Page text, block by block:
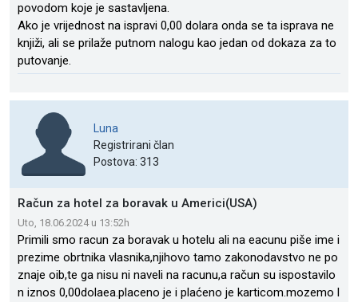
povodom koje je sastavljena.
Ako je vrijednost na ispravi 0,00 dolara onda se ta isprava ne
knjiži, ali se prilaže putnom nalogu kao jedan od dokaza za to
putovanje.
Luna
Registrirani član
Postova: 313
Račun za hotel za boravak u Americi(USA)
Uto, 18.06.2024 u 13:52h
Primili smo racun za boravak u hotelu ali na eacunu piše ime i
prezime obrtnika vlasnika,njihovo tamo zakonodavstvo ne po
znaje oib,te ga nisu ni naveli na racunu,a račun su ispostavilo
n iznos 0,00dolaea.placeno je i plaćeno je karticom.mozemo l